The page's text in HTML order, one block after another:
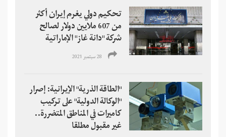
تحكيم دولي يغرم إيران أكثر
من 607 ملايين دولار لصالح
شركة "دانة غاز" الإماراتية
28 سبتمبر 2021
"الطاقة الذرية" الإيرانية: إصرار
"الوكالة الدولية" على تركيب
كاميرات في المناطق المتضررة..
غير مقبول مطلقا